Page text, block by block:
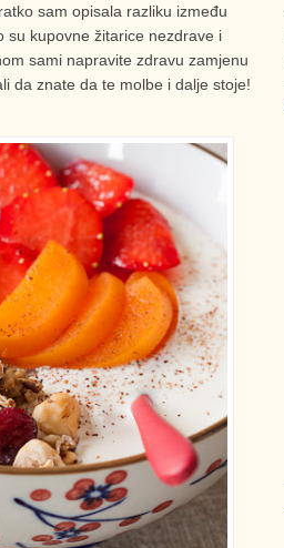
sam opisala razliku između
su kupovne žitarice nezdrave i
sami napravite zdravu zamjenu
da znate da te molbe i dalje stoje!